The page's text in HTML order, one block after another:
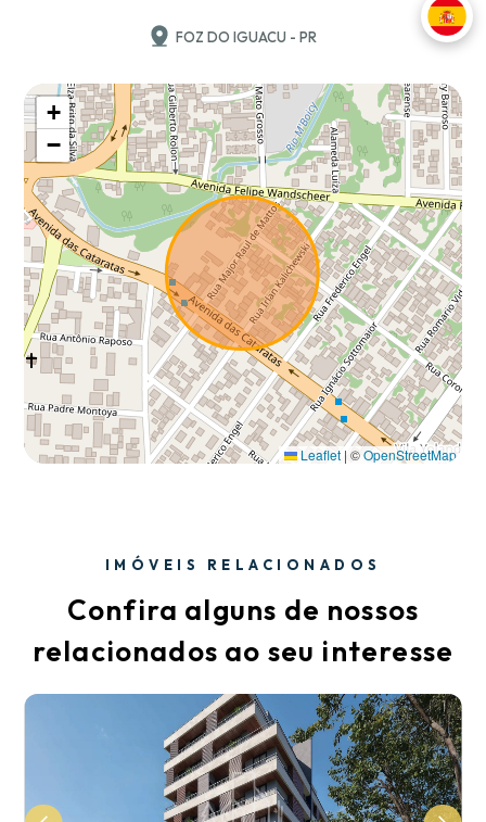
FOZ DO IGUACU - PR
+
−
Leaflet | ©OpenStreetMap
IMÓVEIS RELACIONADOS
Confira alguns de nossos
relacionados ao seu interesse